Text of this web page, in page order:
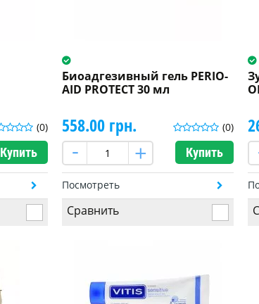
(0)
Купить
Биоадгезивный гель PERIO-
AID PROTECT 30 мл
(0)
558.00 грн.
Купить
Посмотреть
Сравнить